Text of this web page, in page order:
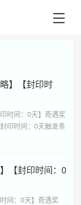
】【封印时
时间：0天】奇遇奖
印时间：0天触发条
【封印时间：0
间：0天】奇遇奖